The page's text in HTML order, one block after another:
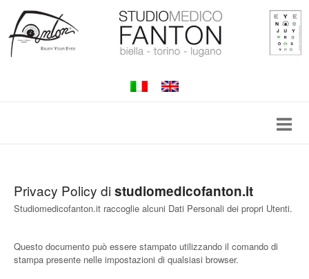
Passa
contenuto
Privacy Policy di studiomedicofanton.it
Studiomedicofanton.it raccoglie alcuni Dati Personali dei propri Utenti.
Questo documento può essere stampato utilizzando il comando di
stampa presente nelle impostazioni di qualsiasi browser.